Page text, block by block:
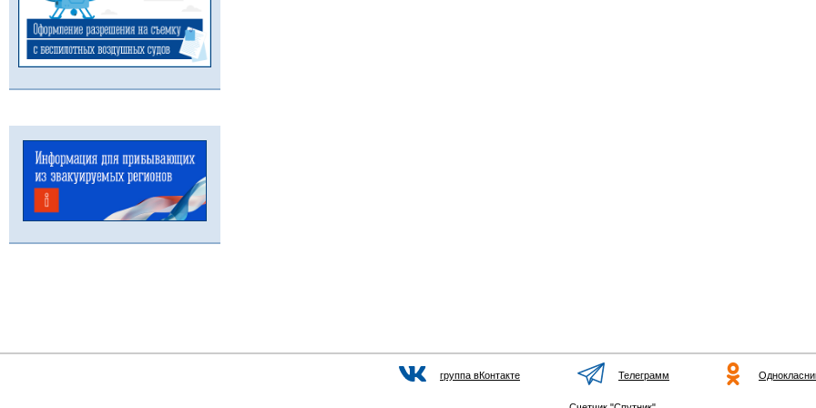
группа вКонтакте Телеграмм